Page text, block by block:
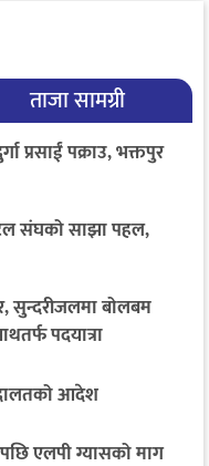
ताजा सामग्री
प्रसाईं पक्राउ, भक्तपुर
संघको साझा पहल,
सुन्दरीजलमा बोलबम
पदयात्रा
आदेश
एलपी ग्यासको माग